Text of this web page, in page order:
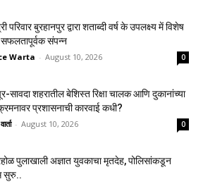
परिवार बुरहानपुर द्वारा शताब्दी वर्ष के उपलक्ष्य में विशेष
सफलतापूर्वक संपन्न
Warta - August 10, 2026 0
सावदा शहरातील बेशिस्त रिक्षा चालक आणि दुकानांच्या
प्रशासनाची कारवाई कधी?
- August 10, 2026 0
पुलाखाली अज्ञात युवकाचा मृतदेह, पोलिसांकडून
सुरु..